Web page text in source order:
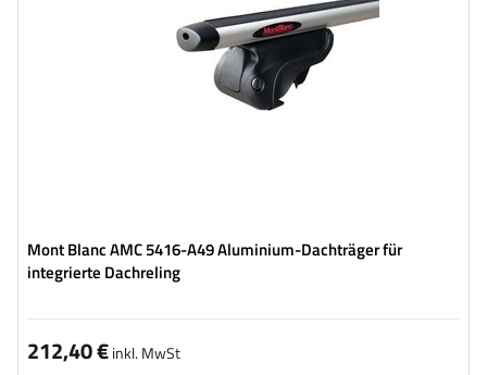
Mont Blanc AMC 5416-A49 Aluminium-Dachträger für
integrierte Dachreling
212,40 €inkl. MwSt